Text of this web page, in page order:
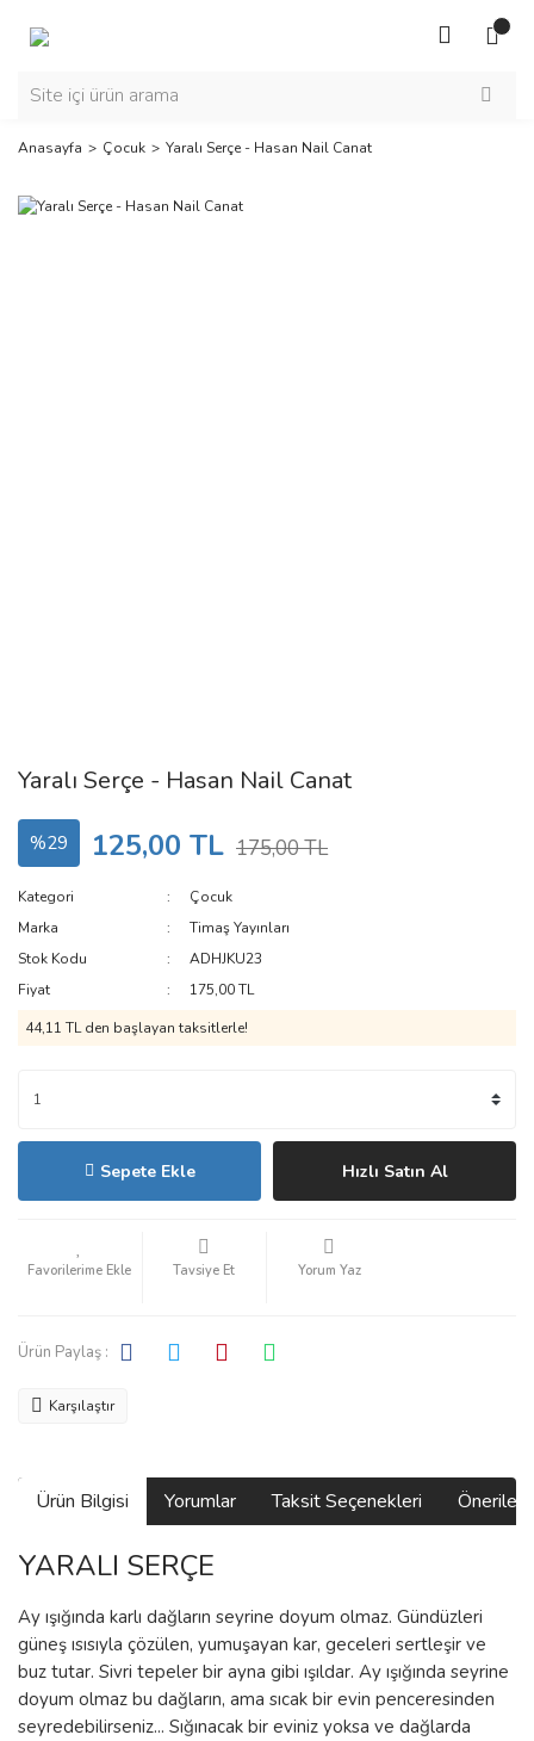
Anasayfa Çocuk Yaralı Serçe - Hasan Nail Canat
Yaralı Serçe - Hasan Nail Canat
%29 125,00 TL 175,00 TL
Kategori
Çocuk
Marka
Timaş Yayınları
Stok Kodu
ADHJKU23
Fiyat
175,00 TL
44,11 TL den başlayan taksitlerle!
Sepete Ekle Hızlı Satın Al
Tavsiye Et Yorum Yaz
Ürün Paylaş :
Karşılaştır
Ürün Bilgisi Yorumlar Taksit Seçenekleri
YARALI SERÇE
Ay ışığında karlı dağların seyrine doyum olmaz. Gündüzleri
güneş ısısıyla çözülen, yumuşayan kar, geceleri sertleşir ve
buz tutar. Sivri tepeler bir ayna gibi ışıldar. Ay ışığında seyrine
doyum olmaz bu dağların, ama sıcak bir evin penceresinden
seyredebilirseniz... Sığınacak bir eviniz yoksa ve dağlarda